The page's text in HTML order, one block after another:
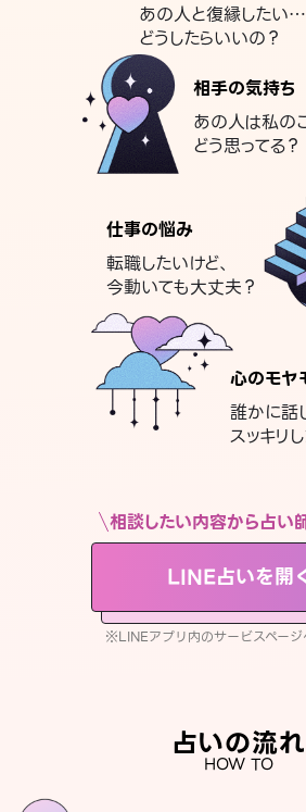
あの人と復縁したい…
どうしたらいいの？
相手の気持ち
あの人は私の
どう思ってる？
仕事の悩み
転職したいけど、
今動いても大丈夫？
心のモヤ
誰かに話
スッキリ
相談したい内容から占い
LINE占いを開
※LINEアプリ内のサービスページ
占いの流れ
HOW TO